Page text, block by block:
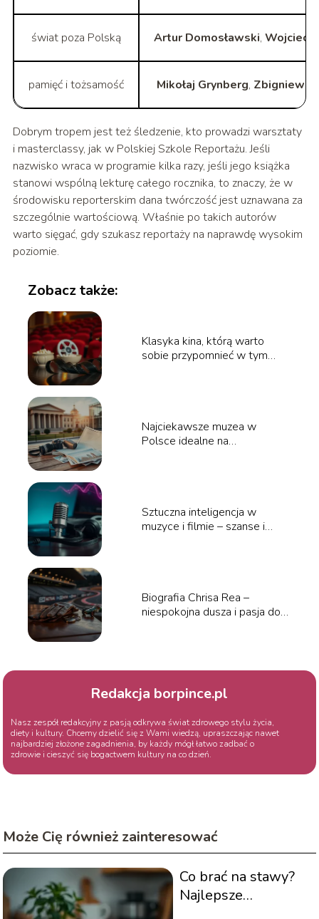
świat poza Polską Artur Domosławski, Wojciech
pamięć i tożsamość Mikołaj Grynberg, Zbigniew
Dobrym tropem jest też śledzenie, kto prowadzi warsztaty
i masterclassy, jak w Polskiej Szkole Reportażu. Jeśli
nazwisko wraca w programie kilka razy, jeśli jego książka
stanowi wspólną lekturę całego rocznika, to znaczy, że w
środowisku reporterskim dana twórczość jest uznawana za
szczególnie wartościową. Właśnie po takich autorów
warto sięgać, gdy szukasz reportaży na naprawdę wysokim
poziomie.
Zobacz także:
Klasyka kina, którą warto
sobie przypomnieć w tym
Najciekawsze muzea w
Polsce idealne na
Sztuczna inteligencja w
muzyce i filmie – szanse i
Biografia Chrisa Rea –
niespokojna dusza i pasja do
Redakcja borpince.pl
Nasz zespół redakcyjny z pasją odkrywa świat zdrowego stylu życia,
diety i kultury. Chcemy dzielić się z Wami wiedzą, upraszczając nawet
najbardziej złożone zagadnienia, by każdy mógł łatwo zadbać o
zdrowie i cieszyć się bogactwem kultury na co dzień.
Może Cię również zainteresować
Co brać na stawy?
Najlepsze